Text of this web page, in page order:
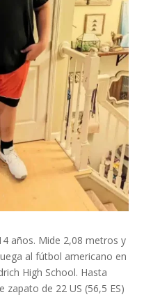
años. Mide 2,08 metros y
al fútbol americano en
High School. Hasta
de 22 US (56,5 ES)